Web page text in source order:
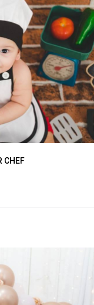
CHEF